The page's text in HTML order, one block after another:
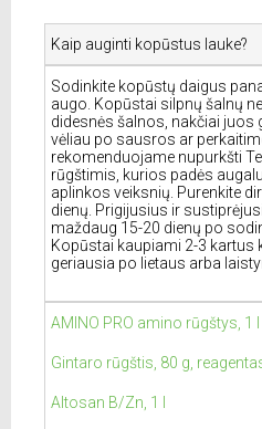
Kaip auginti kopūstus lauke?
Sodinkite kopūstų daigus
augo. Kopūstai silpnų šalnų
didesnės šalnos, nakčiai juos
vėliau po sausros ar
rekomenduojame nupurkšti
rūgštimis, kurios padės
aplinkos veiksnių. Purenkite
dienų. Prigijusius ir
maždaug 15-20 dienų po
Kopūstai kaupiami 2-3 kartus
geriausia po lietaus arba
AMINO PRO amino rūgštys, 1 l
Gintaro rūgštis, 80 g,
Altosan B/Zn, 1 l